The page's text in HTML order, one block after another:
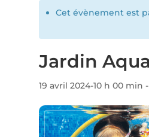
Cet évènement est
Jardin
19 avril 2024-10 h 00 min -